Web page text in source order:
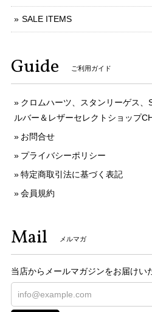
SALE ITEMS
Guide ご利用ガイド
クロムハーツ、スタンリーゲス
ルバー＆レザーセレクトショップ
お問合せ
プライバシーポリシー
特定商取引法に基づく表記
会員規約
Mail メルマガ
当店からメールマガジンをお届けい